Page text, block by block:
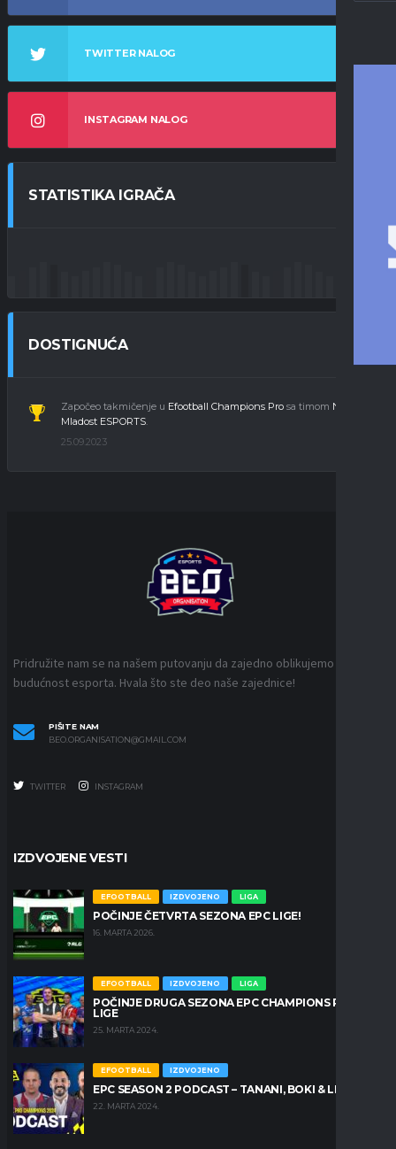
TWITTER NALOG
INSTAGRAM NALOG
STATISTIKA IGRAČA
DOSTIGNUĆA
Započeo takmičenje u Efootball Champions Pro sa timom NK
Mladost ESPORTS.
25.09.2023
Pridružite nam se na našem putovanju da zajedno oblikujemo
budućnost esporta. Hvala što ste deo naše zajednice!
PIŠITE NAM
BEO.ORGANISATION@GMAIL.COM
TWITTER INSTAGRAM
IZDVOJENE VESTI
EFOOTBALL IZDVOJENO LIGA
POČINJE ČETVRTA SEZONA EPC LIGE!
16. MARTA 2026.
EFOOTBALL IZDVOJENO LIGA
POČINJE DRUGA SEZONA EPC CHAMPIONS PRO
LIGE
25. MARTA 2024.
EFOOTBALL IZDVOJENO
EPC SEASON 2 PODCAST – TANANI, BOKI & LEŠKO
22. MARTA 2024.